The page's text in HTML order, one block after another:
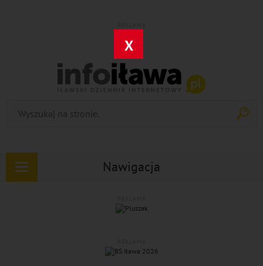
X
Nawigacja
Rozwiń